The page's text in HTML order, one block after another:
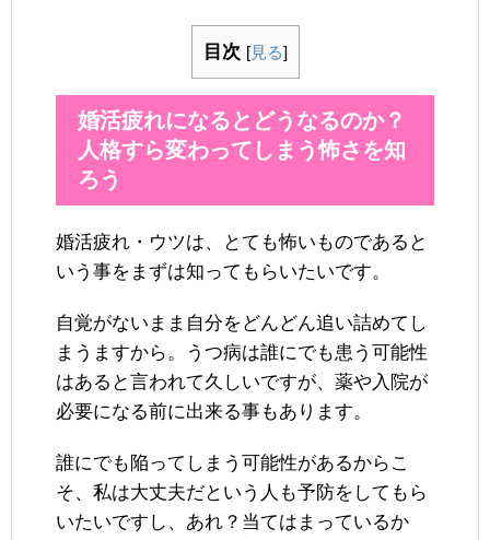
目次 [見る]
婚活疲れになるとどうなるのか？
人格すら変わってしまう怖さを知
ろう
婚活疲れ・ウツは、とても怖いものであると
いう事をまずは知ってもらいたいです。
自覚がないまま自分をどんどん追い詰めてし
まうますから。うつ病は誰にでも患う可能性
はあると言われて久しいですが、薬や入院が
必要になる前に出来る事もあります。
誰にでも陥ってしまう可能性があるからこ
そ、私は大丈夫だという人も予防をしてもら
いたいですし、あれ？当てはまっているか